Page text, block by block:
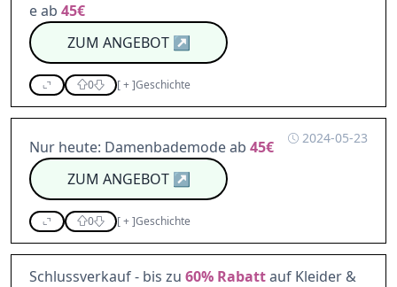
e ab 45€
ZUM ANGEBOT↗
0 [+]Geschichte
2024-05-23
Nur heute: Damenbademode ab 45€
ZUM ANGEBOT↗
0 [+]Geschichte
Schlussverkauf - bis zu 60% Rabattauf Kleider &